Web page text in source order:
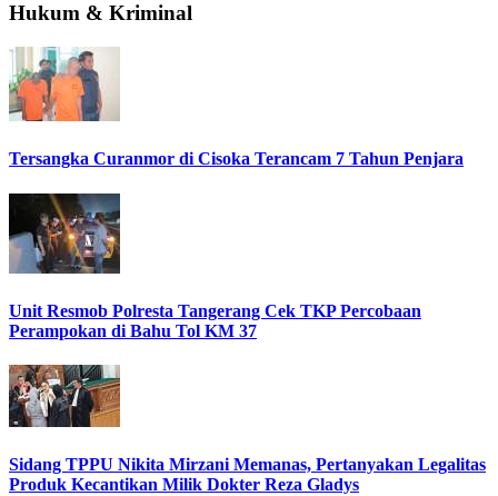
Hukum & Kriminal
Tersangka Curanmor di Cisoka Terancam 7 Tahun Penjara
Unit Resmob Polresta Tangerang Cek TKP Percobaan
Perampokan di Bahu Tol KM 37
Sidang TPPU Nikita Mirzani Memanas, Pertanyakan Legalitas
Produk Kecantikan Milik Dokter Reza Gladys